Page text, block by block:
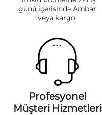
günü içerisinde Ambar
veya kargo.
Profesyonel
Müşteri Hizmetleri